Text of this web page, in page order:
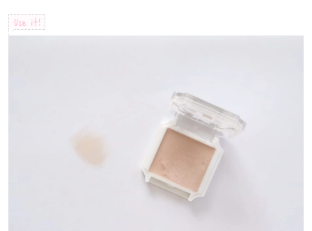
Use it!